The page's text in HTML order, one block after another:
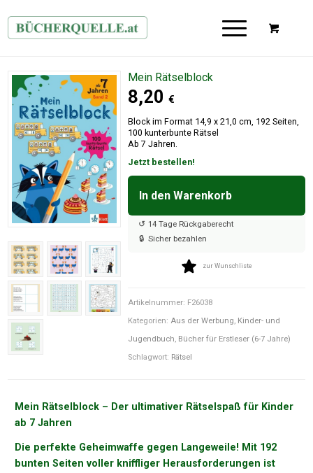
Mein Rätselblock
8,20 €
Block im Format 14,9 x 21,0 cm, 192 Seiten,
100 kunterbunte Rätsel
Ab 7 Jahren.
Jetzt bestellen!
In den Warenkorb
↺ 14 Tage Rückgaberecht
🔒 Sicher bezahlen
zur Wunschliste
Artikelnummer: F26038
Kategorien: Aus der Werbung, Kinder- und
Jugendbuch, Bücher für Erstleser (6-7 Jahre)
Schlagwort: Rätsel
Mein Rätselblock – Der ultimativer Rätselspaß für Kinder
ab 7 Jahren
Die perfekte Geheimwaffe gegen Langeweile! Mit 192
bunten Seiten voller kniffliger Herausforderungen ist